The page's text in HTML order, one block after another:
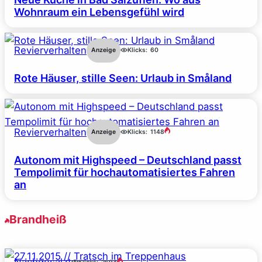
Wohnraum ein Lebensgefühl wird
Revierverhalten Anzeige Klicks: 60
Rote Häuser, stille Seen: Urlaub in Småland
Revierverhalten Anzeige Klicks: 1148
Autonom mit Highspeed – Deutschland passt
Tempolimit für hochautomatisiertes Fahren
an
Brandheiß